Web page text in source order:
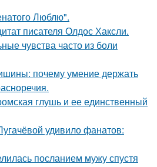
Люблю".
писателя Олдос Хаксли.
чувства часто из боли
почему умение держать
глушь и ее единственный
удивило фанатов:
посланием мужу спустя